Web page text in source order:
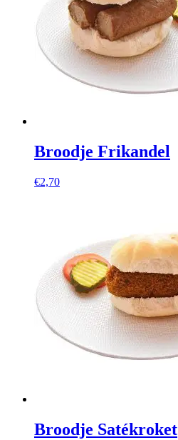
Broodje Frikandel
€2,70
Broodje Satékroket